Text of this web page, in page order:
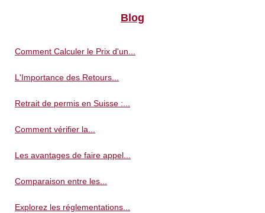
Blog
Comment Calculer le Prix d'un...
L'Importance des Retours...
Retrait de permis en Suisse :...
Comment vérifier la...
Les avantages de faire appel...
Comparaison entre les...
Explorez les réglementations...